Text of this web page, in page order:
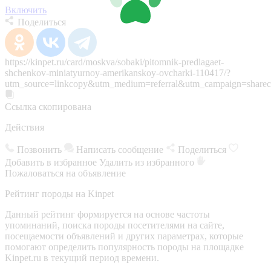
Включить
Поделиться
https://kinpet.ru/card/moskva/sobaki/pitomnik-predlagaet-
shchenkov-miniatyurnoy-amerikanskoy-ovcharki-110417/?
Ссылка скопирована
Действия
Позвонить Написать сообщение
Поделиться
Добавить в избранное Удалить из избранного
Пожаловаться на объявление
Рейтинг породы на Kinpet
Данный рейтинг формируется на основе частоты
упоминаний, поиска породы посетителями на сайте,
посещаемости объявлений и других параметрах, которые
помогают определить популярность породы на площадке
Kinpet.ru в текущий период времени.